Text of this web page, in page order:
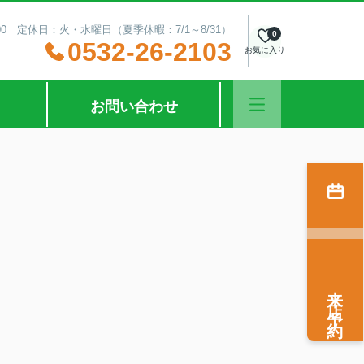
定休日：火・水曜日（夏季休暇：7/1～8/31）
0532-26-2103 お気に入り
0
お問い合わせ
来店予約